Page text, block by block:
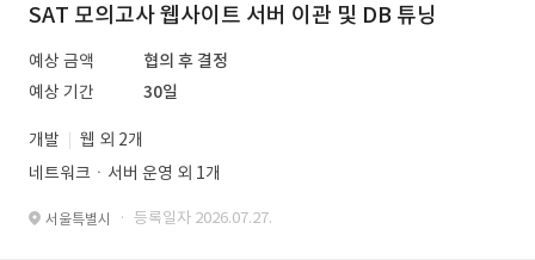
SAT 모의고사 웹사이트 서버 이관 및 DB 튜닝
예상 금액
협의 후 결정
예상 기간
30일
개발
웹 외 2개
네트워크ㆍ서버 운영 외 1개
서울특별시 · 등록일자 2026.07.27.